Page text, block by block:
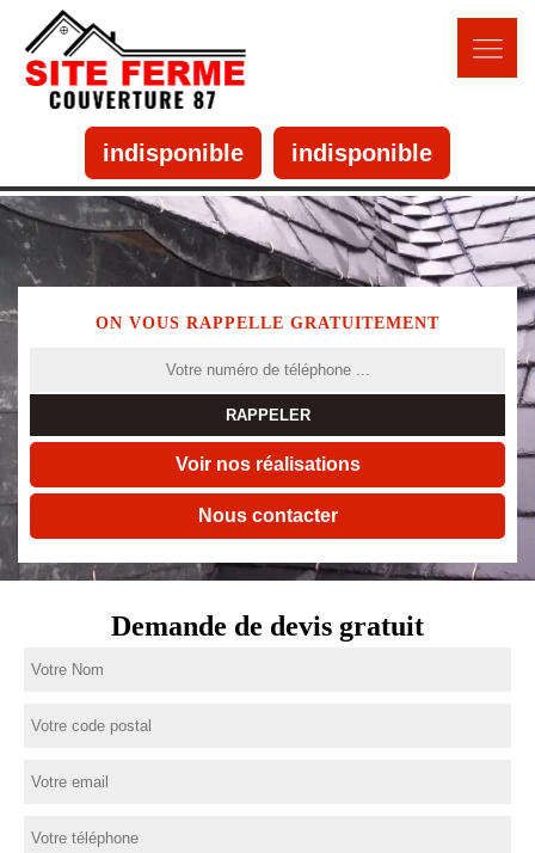
indisponible indisponible
ON VOUS RAPPELLE GRATUITEMENT
Voir nos réalisations
Nous contacter
Demande de devis gratuit